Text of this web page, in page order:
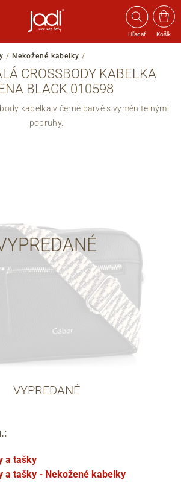
Hľadať Košík
/ Nekožené kabelky /
CROSSBODY KABELKA
BLACK 010598
kabelka v černé barvě s vyměnitelnými
popruhy.
VYPREDANÉ
a tašky
a tašky - Nekožené kabelky